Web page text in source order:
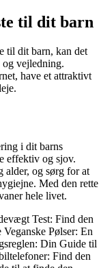
til dit barn
til dit barn, kan det
vejledning.
have et attraktivt
i dit barns
effektiv og sjov.
alder, og sørg for at
Med den rette
hele livet.
Test: Find den
Veganske Pølser: En
Din Guide til
Find den